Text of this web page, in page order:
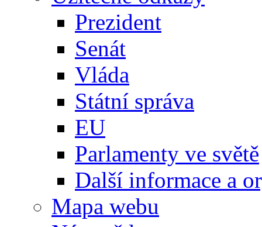
Prezident
Senát
Vláda
Státní správa
EU
Parlamenty ve světě
Další informace a
Mapa webu